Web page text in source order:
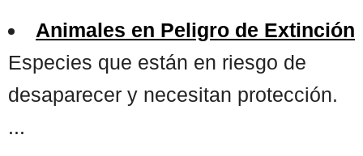
Animales en Peligro de Extinción
Especies que están en riesgo de
desaparecer y necesitan protección.
...